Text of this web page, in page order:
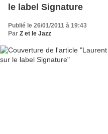
le label Signature
Publié le 26/01/2011 à 19:43
Par Z et le Jazz